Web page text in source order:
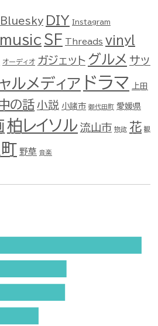
Bluesky DIY Instagram
music SF Threads vinyl
オーディオ ガジェット グルメ サッ
ルメディア ドラマ 上田
の話 小説 小諸市 御代田町 愛媛県
柏レイソル 流山市 物欲 花 観
野草 音楽